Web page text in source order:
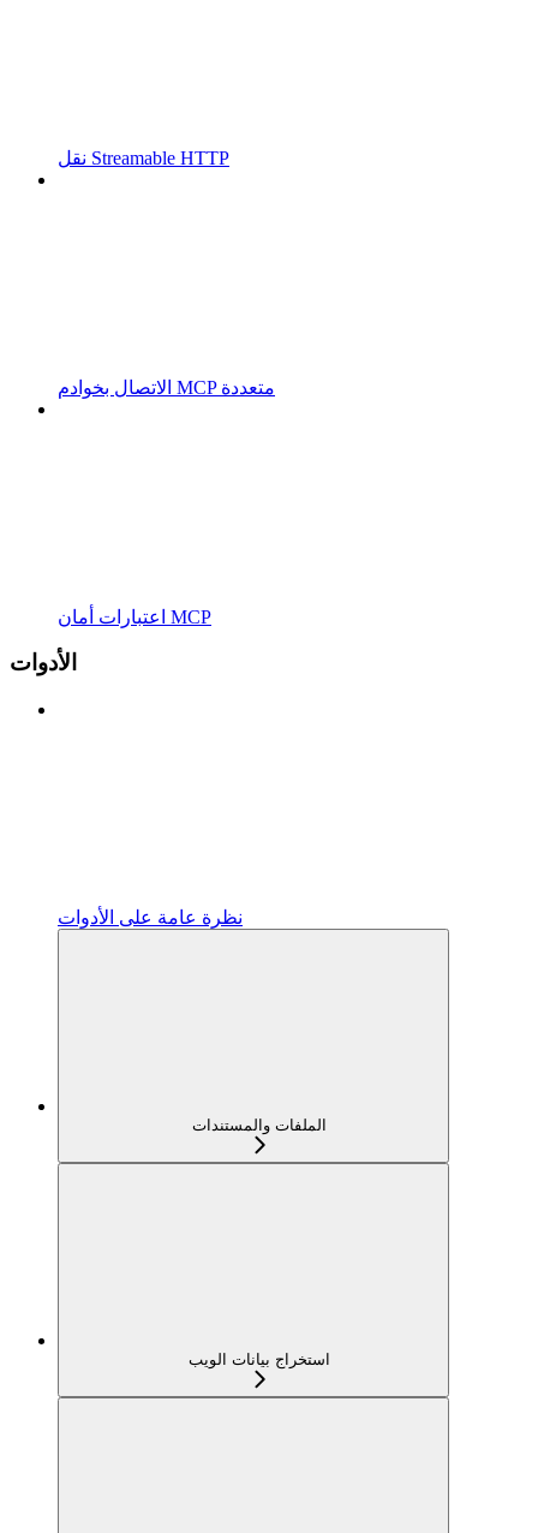
نقل Streamable HTTP
الاتصال بخوادم MCP متعددة
اعتبارات أمان MCP
الأدوات
نظرة عامة على الأدوات
الملفات والمستندات
استخراج بيانات الويب